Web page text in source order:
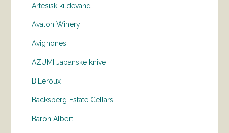
Artesisk kildevand
Avalon Winery
Avignonesi
AZUMI Japanske knive
B.Leroux
Backsberg Estate Cellars
Baron Albert